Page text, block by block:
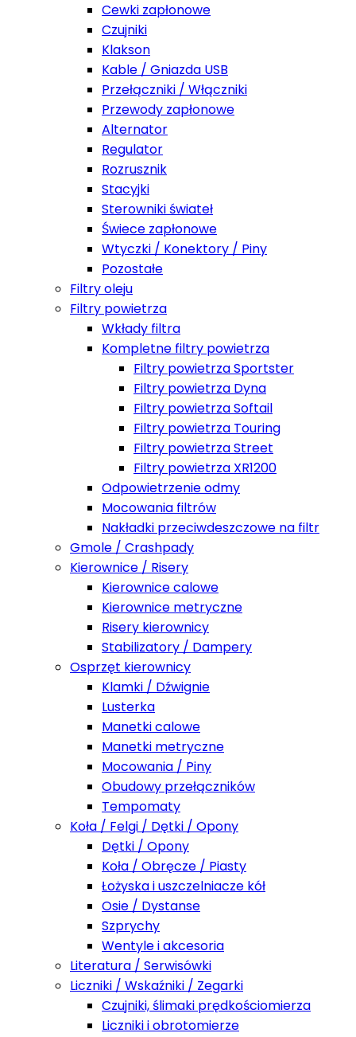
Cewki zapłonowe
Czujniki
Klakson
Kable / Gniazda USB
Przełączniki / Włączniki
Przewody zapłonowe
Alternator
Regulator
Rozrusznik
Stacyjki
Sterowniki świateł
Świece zapłonowe
Wtyczki / Konektory / Piny
Pozostałe
Filtry oleju
Filtry powietrza
Wkłady filtra
Kompletne filtry powietrza
Filtry powietrza Sportster
Filtry powietrza Dyna
Filtry powietrza Softail
Filtry powietrza Touring
Filtry powietrza Street
Filtry powietrza XR1200
Odpowietrzenie odmy
Mocowania filtrów
Nakładki przeciwdeszczowe na filtr
Gmole / Crashpady
Kierownice / Risery
Kierownice calowe
Kierownice metryczne
Risery kierownicy
Stabilizatory / Dampery
Osprzęt kierownicy
Klamki / Dźwignie
Lusterka
Manetki calowe
Manetki metryczne
Mocowania / Piny
Obudowy przełączników
Tempomaty
Koła / Felgi / Dętki / Opony
Dętki / Opony
Koła / Obręcze / Piasty
Łożyska i uszczelniacze kół
Osie / Dystanse
Szprychy
Wentyle i akcesoria
Literatura / Serwisówki
Liczniki / Wskaźniki / Zegarki
Czujniki, ślimaki prędkościomierza
Liczniki i obrotomierze